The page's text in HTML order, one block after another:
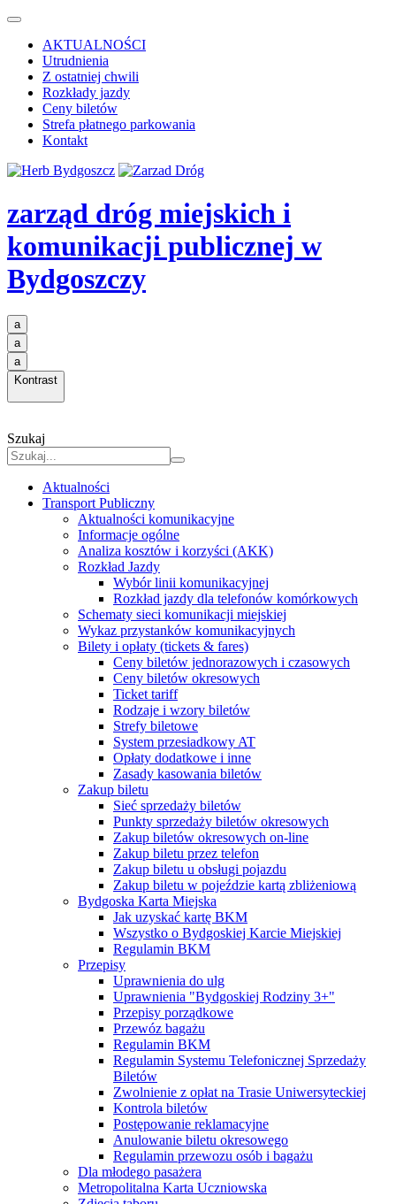
AKTUALNOŚCI
Utrudnienia
Z ostatniej chwili
Rozkłady jazdy
Ceny biletów
Strefa płatnego parkowania
Kontakt
zarząd dróg miejskich i
komunikacji publicznej w
Bydgoszczy
a
a
a
Kontrast
Szukaj
Aktualności
Transport Publiczny
Aktualności komunikacyjne
Informacje ogólne
Analiza kosztów i korzyści (AKK)
Rozkład Jazdy
Wybór linii komunikacyjnej
Rozkład jazdy dla telefonów komórkowych
Schematy sieci komunikacji miejskiej
Wykaz przystanków komunikacyjnych
Bilety i opłaty (tickets & fares)
Ceny biletów jednorazowych i czasowych
Ceny biletów okresowych
Ticket tariff
Rodzaje i wzory biletów
Strefy biletowe
System przesiadkowy AT
Opłaty dodatkowe i inne
Zasady kasowania biletów
Zakup biletu
Sieć sprzedaży biletów
Punkty sprzedaży biletów okresowych
Zakup biletów okresowych on-line
Zakup biletu przez telefon
Zakup biletu u obsługi pojazdu
Zakup biletu w pojeździe kartą zbliżeniową
Bydgoska Karta Miejska
Jak uzyskać kartę BKM
Wszystko o Bydgoskiej Karcie Miejskiej
Regulamin BKM
Przepisy
Uprawnienia do ulg
Uprawnienia "Bydgoskiej Rodziny 3+"
Przepisy porządkowe
Przewóz bagażu
Regulamin BKM
Regulamin Systemu Telefonicznej Sprzedaży
Biletów
Zwolnienie z opłat na Trasie Uniwersyteckiej
Kontrola biletów
Postępowanie reklamacyjne
Anulowanie biletu okresowego
Regulamin przewozu osób i bagażu
Dla młodego pasażera
Metropolitalna Karta Uczniowska